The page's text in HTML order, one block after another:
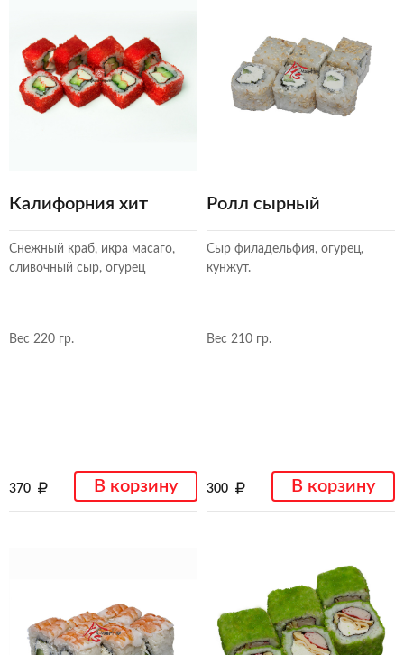
Калифорния хит
Снежный краб, икра масаго,
сливочный сыр, огурец
Вес 220 гр.
370 В корзину
Ролл сырный
Сыр филадельфия, огурец,
кунжут.
Вес 210 гр.
300 В корзину